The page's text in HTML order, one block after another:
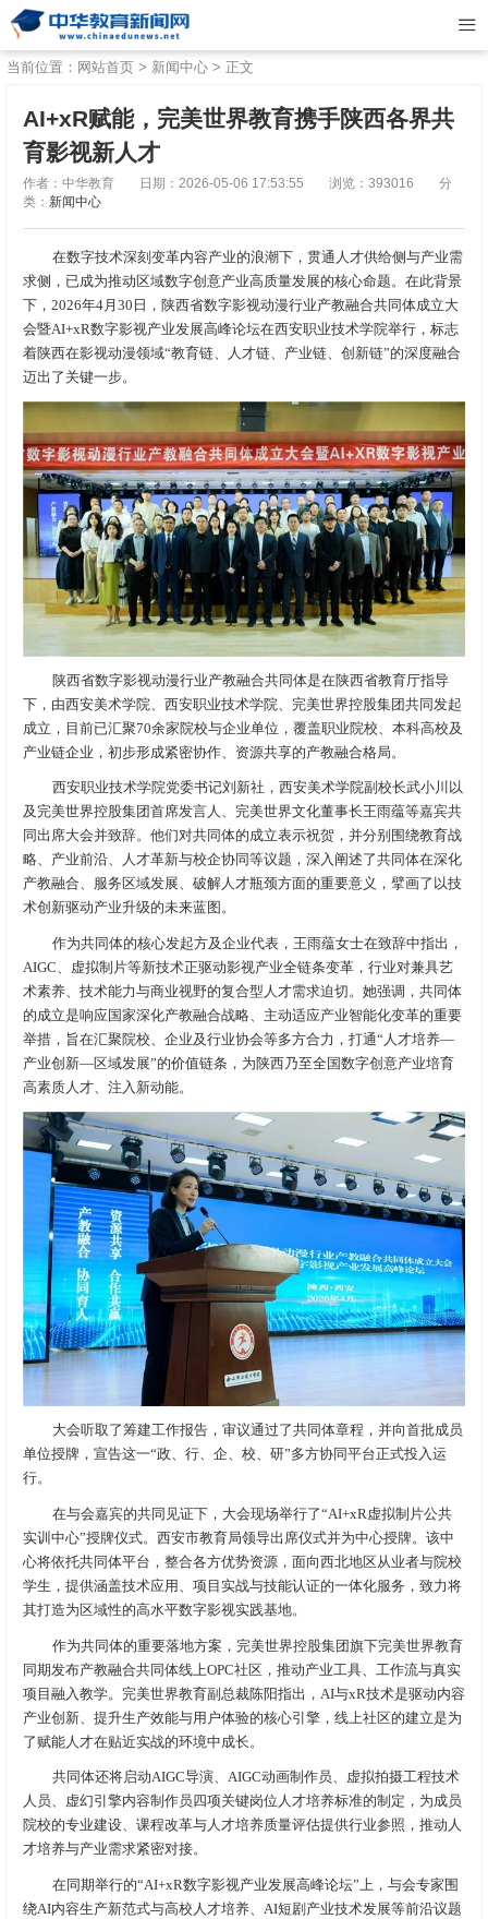
当前位置： 网站首页 > 新闻中心 > 正文
AI+xR赋能，完美世界教育携手陕西各界共
育影视新人才
作者：中华教育 日期：2026-05-06 17:53:55 浏览：393016
分
类： 新闻中心
在数字技术深刻变革内容产业的浪潮下，贯通人才供给侧与产业需
求侧，已成为推动区域数字创意产业高质量发展的核心命题。在此背景
下，2026年4月30日，陕西省数字影视动漫行业产教融合共同体成立大
会暨AI+xR数字影视产业发展高峰论坛在西安职业技术学院举行，标志
着陕西在影视动漫领域“教育链、人才链、产业链、创新链”的深度融合
迈出了关键一步。
陕西省数字影视动漫行业产教融合共同体是在陕西省教育厅指导
下，由西安美术学院、西安职业技术学院、完美世界控股集团共同发起
成立，目前已汇聚70余家院校与企业单位，覆盖职业院校、本科高校及
产业链企业，初步形成紧密协作、资源共享的产教融合格局。
西安职业技术学院党委书记刘新社，西安美术学院副校长武小川以
及完美世界控股集团首席发言人、完美世界文化董事长王雨蕴等嘉宾共
同出席大会并致辞。他们对共同体的成立表示祝贺，并分别围绕教育战
略、产业前沿、人才革新与校企协同等议题，深入阐述了共同体在深化
产教融合、服务区域发展、破解人才瓶颈方面的重要意义，擘画了以技
术创新驱动产业升级的未来蓝图。
作为共同体的核心发起方及企业代表，王雨蕴女士在致辞中指出，
AIGC、虚拟制片等新技术正驱动影视产业全链条变革，行业对兼具艺
术素养、技术能力与商业视野的复合型人才需求迫切。她强调，共同体
的成立是响应国家深化产教融合战略、主动适应产业智能化变革的重要
举措，旨在汇聚院校、企业及行业协会等多方合力，打通“人才培养—
产业创新—区域发展”的价值链条，为陕西乃至全国数字创意产业培育
高素质人才、注入新动能。
大会听取了筹建工作报告，审议通过了共同体章程，并向首批成员
单位授牌，宣告这一“政、行、企、校、研”多方协同平台正式投入运
行。
在与会嘉宾的共同见证下，大会现场举行了“AI+xR虚拟制片公共
实训中心”授牌仪式。西安市教育局领导出席仪式并为中心授牌。该中
心将依托共同体平台，整合各方优势资源，面向西北地区从业者与院校
学生，提供涵盖技术应用、项目实战与技能认证的一体化服务，致力将
其打造为区域性的高水平数字影视实践基地。
作为共同体的重要落地方案，完美世界控股集团旗下完美世界教育
同期发布产教融合共同体线上OPC社区，推动产业工具、工作流与真实
项目融入教学。完美世界教育副总裁陈阳指出，AI与xR技术是驱动内容
产业创新、提升生产效能与用户体验的核心引擎，线上社区的建立是为
了赋能人才在贴近实战的环境中成长。
共同体还将启动AIGC导演、AIGC动画制作员、虚拟拍摄工程技术
人员、虚幻引擎内容制作员四项关键岗位人才培养标准的制定，为成员
院校的专业建设、课程改革与人才培养质量评估提供行业参照，推动人
才培养与产业需求紧密对接。
在同期举行的“AI+xR数字影视产业发展高峰论坛”上，与会专家围
绕AI内容生产新范式与高校人才培养、AI短剧产业技术发展等前沿议题